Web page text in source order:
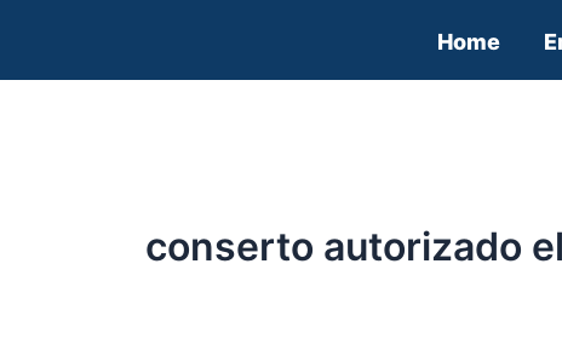
Home
conserto autorizado